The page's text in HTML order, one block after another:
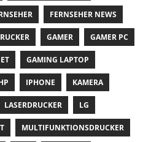
FERNSEHER NEWS
GAMER GAMER PC
GAMING LAPTOP
IPHONE KAMERA
LASERDRUCKER LG
MULTIFUNKTIONSDRUCKER